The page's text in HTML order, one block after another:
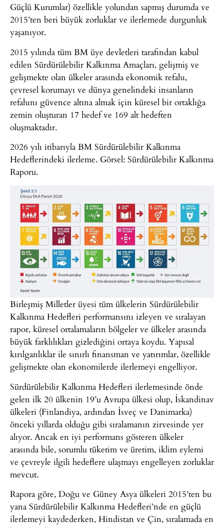
Güçlü Kurumlar) özellikle yolundan sapmış durumda ve
2015’ten beri büyük zorluklar ve ilerlemede durgunluk
yaşanıyor.
2015 yılında tüm BM üye devletleri tarafından kabul
edilen Sürdürülebilir Kalkınma Amaçları, gelişmiş ve
gelişmekte olan ülkeler arasında ekonomik refahı,
çevresel korumayı ve dünya genelindeki insanların
refahını güvence altına almak için küresel bir ortaklığa
zemin oluşturan 17 hedef ve 169 alt hedeften
oluşmaktadır.
2026 yılı itibarıyla BM Sürdürülebilir Kalkınma
Hedeflerindeki ilerleme. Görsel: Sürdürülebilir Kalkınma
Raporu.
Birleşmiş Milletler üyesi tüm ülkelerin Sürdürülebilir
Kalkınma Hedefleri performansını izleyen ve sıralayan
rapor, küresel ortalamaların bölgeler ve ülkeler arasında
büyük farklılıkları gizlediğini ortaya koydu. Yapısal
kırılganlıklar ile sınırlı finansman ve yatırımlar, özellikle
gelişmekte olan ekonomilerde ilerlemeyi engelliyor.
Sürdürülebilir Kalkınma Hedefleri ilerlemesinde önde
gelen ilk 20 ülkenin 19’u Avrupa ülkesi olup, İskandinav
ülkeleri (Finlandiya, ardından İsveç ve Danimarka)
önceki yıllarda olduğu gibi sıralamanın zirvesinde yer
alıyor. Ancak en iyi performans gösteren ülkeler
arasında bile, sorumlu tüketim ve üretim, iklim eylemi
ve çevreyle ilgili hedeflere ulaşmayı engelleyen zorluklar
mevcut.
Rapora göre, Doğu ve Güney Asya ülkeleri 2015’ten bu
yana Sürdürülebilir Kalkınma Hedefleri’nde en güçlü
ilerlemeyi kaydederken, Hindistan ve Çin, sıralamada en